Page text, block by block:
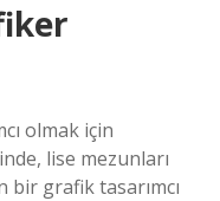
olmak için
lise mezunları
bir grafik tasarımcı